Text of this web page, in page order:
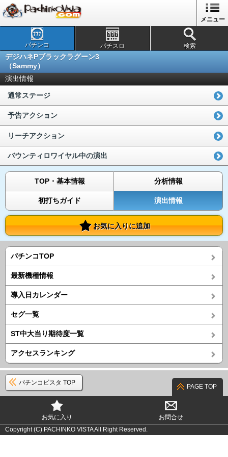
メニュー
パチンコ パチスロ 検索
デジハネPブラックラグーン3
（Sammy）
演出情報
通常ステージ
予告アクション
リーチアクション
バウンティロワイヤル中の演出
TOP・基本情報 分析情報
初打ちガイド 演出情報
お気に入りに追加
パチンコTOP
最新機種情報
導入日カレンダー
セグ一覧
ST中大当り期待度一覧
アクセスランキング
パチンコビスタ TOP
PAGE TOP
お気に入り
お問合せ
Copyright (C) PACHINKO VISTA All Right Reserved.